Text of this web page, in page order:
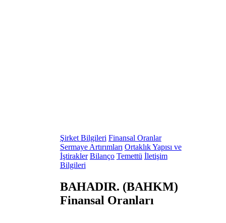
Şirket Bilgileri Finansal Oranlar
Sermaye Artırımları Ortaklık Yapısı ve
İştirakler Bilanço Temettü İletişim
Bilgileri
BAHADIR. (BAHKM)
Finansal Oranları